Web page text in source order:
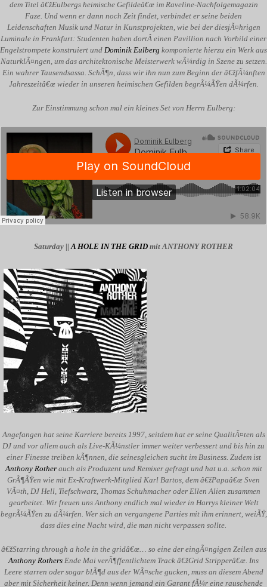
dem Titel â€žEulbergs heimische Gefildeâ€œ im Raveline-Nachfolgemagazin
Faze. Und wenn er dann noch Zeit findet, verbindet er seine beiden
Leidenschaften Musik und Natur in Kunstprojekten, wie bei der diesjÃ¤hrigen
Luminale in Frankfurt: Studenten haben dortÂ einen Pavillion nach Vorbild einer
Engelstrompete konstruiert und Dominik Eulberg komponierte hierzu ein Werk aus
NaturklÃ¤ngen, um das architektonische Meisterwerk wÃ¼rdig in Szene zu setzen.
Ein wahrer Tausendsassa. SchÃ¶n, dass wir ihn nun zum Beginn der â€žfÃ¼nften
Jahreszeitâ€œ wieder in unseren heimischen Gefilden begrÃ¼ÃŸen dÃ¼rfen.
Zur Einstimmung schon mal ein kleines Set von Herrn Eulberg:
Saturday ||A HOLE IN THE GRID mit ANTHONY ROTHER
Angefangen hat seine Karriere bereits 1997, seitdem hat er seine QualitÃ¤ten als
DJ und vor allem auch als Live-KÃ¼nstler immer weiter verbessert und bis hin zu
einer Finesse treiben kÃ¶nnen, die seinesgleichen sucht im Business. Zudem ist
Anthony Rotherauch als Produzent und Remixer gefragt und hat u.a. schon mit
GrÃ¶ÃŸen wie mit Ex-Kraftwerk-Mitglied Karl Bartos, dem â€žPapaâ€œ Sven
VÃ¤th, DJ Hell, Tiefschwarz, Thomas Schuhmacher oder Ellen Alien zusammen
gearbeitet. Wir freuen uns Anthony endlich mal wieder in Harrys kleiner Welt
begrÃ¼ÃŸen zu dÃ¼rfen. Wer sich an vergangene Parties mit ihm erinnert, weiÃŸ,
dass dies eine Nacht wird, die man nicht verpassen sollte.
â€žStarring through a hole in the gridâ€œ… so eine der eingÃ¤ngigen Zeilen aus
Anthony Rothers Ende Mai verÃ¶ffentlichtem Track â€žGrid Stripperâ€œ. Ins
Leere starren oder sogar blÃ¶d aus der WÃ¤sche gucken, muss an diesem Abend
aber mit Sicherheit keiner. Denn wenn jemand ein Garant fÃ¼r eine rauschende